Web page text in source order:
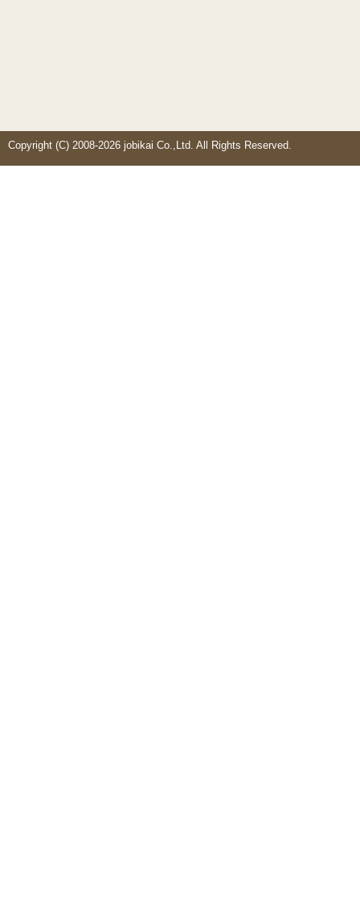
Copyright (C) 2008-2026 jobikai Co.,Ltd. All Rights Reserved.